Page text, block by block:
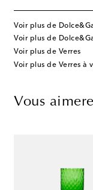
Voir plus de
Voir plus de
Voir plus de Verres
Voir plus de Verres à
Vous